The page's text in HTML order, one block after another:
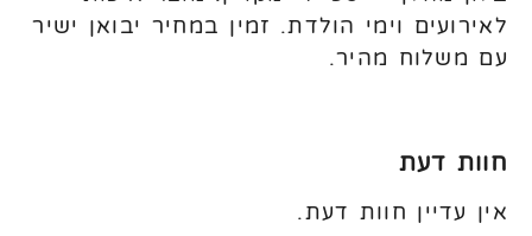
לאירועים וימי הולדת. זמין במחיר יבואן ישיר
עם משלוח מהיר.
חוות דעת
אין עדיין חוות דעת.